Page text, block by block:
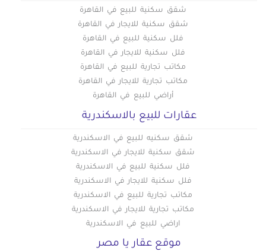
شقق سكنية للبيع في القاهرة
شقق سكنية للايجار في القاهرة
فلل سكنية للبيع في القاهرة
فلل سكنية للايجار في القاهرة
مكاتب تجارية للبيع في القاهرة
مكاتب تجارية للايجار في القاهرة
أراضي للبيع في القاهرة
عقارات للبيع بالاسكندرية
شقق سكنيه للبيع في الاسكندرية
شقق سكنية للايجار في الاسكندرية
فلل سكنية للبيع في الاسكندرية
فلل سكنية للايجار في الاسكندرية
مكاتب تجارية للبيع في الاسكندرية
مكاتب تجارية للايجار في الاسكندرية
اراضي للبيع في الاسكندرية
موقع عقار يا مصر